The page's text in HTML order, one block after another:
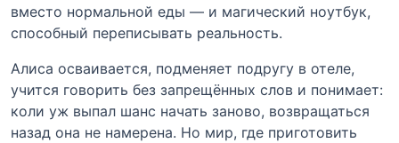
вместо нормальной еды — и магический ноутбук,
способный переписывать реальность.
Алиса осваивается, подменяет подругу в отеле,
учится говорить без запрещённых слов и понимает:
коли уж выпал шанс начать заново, возвращаться
назад она не намерена. Но мир, где приготовить